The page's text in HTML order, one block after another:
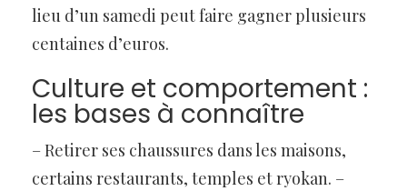
lieu d’un samedi peut faire gagner plusieurs
centaines d’euros.
Culture et comportement :
les bases à connaître
– Retirer ses chaussures dans les maisons,
certains restaurants, temples et ryokan. –